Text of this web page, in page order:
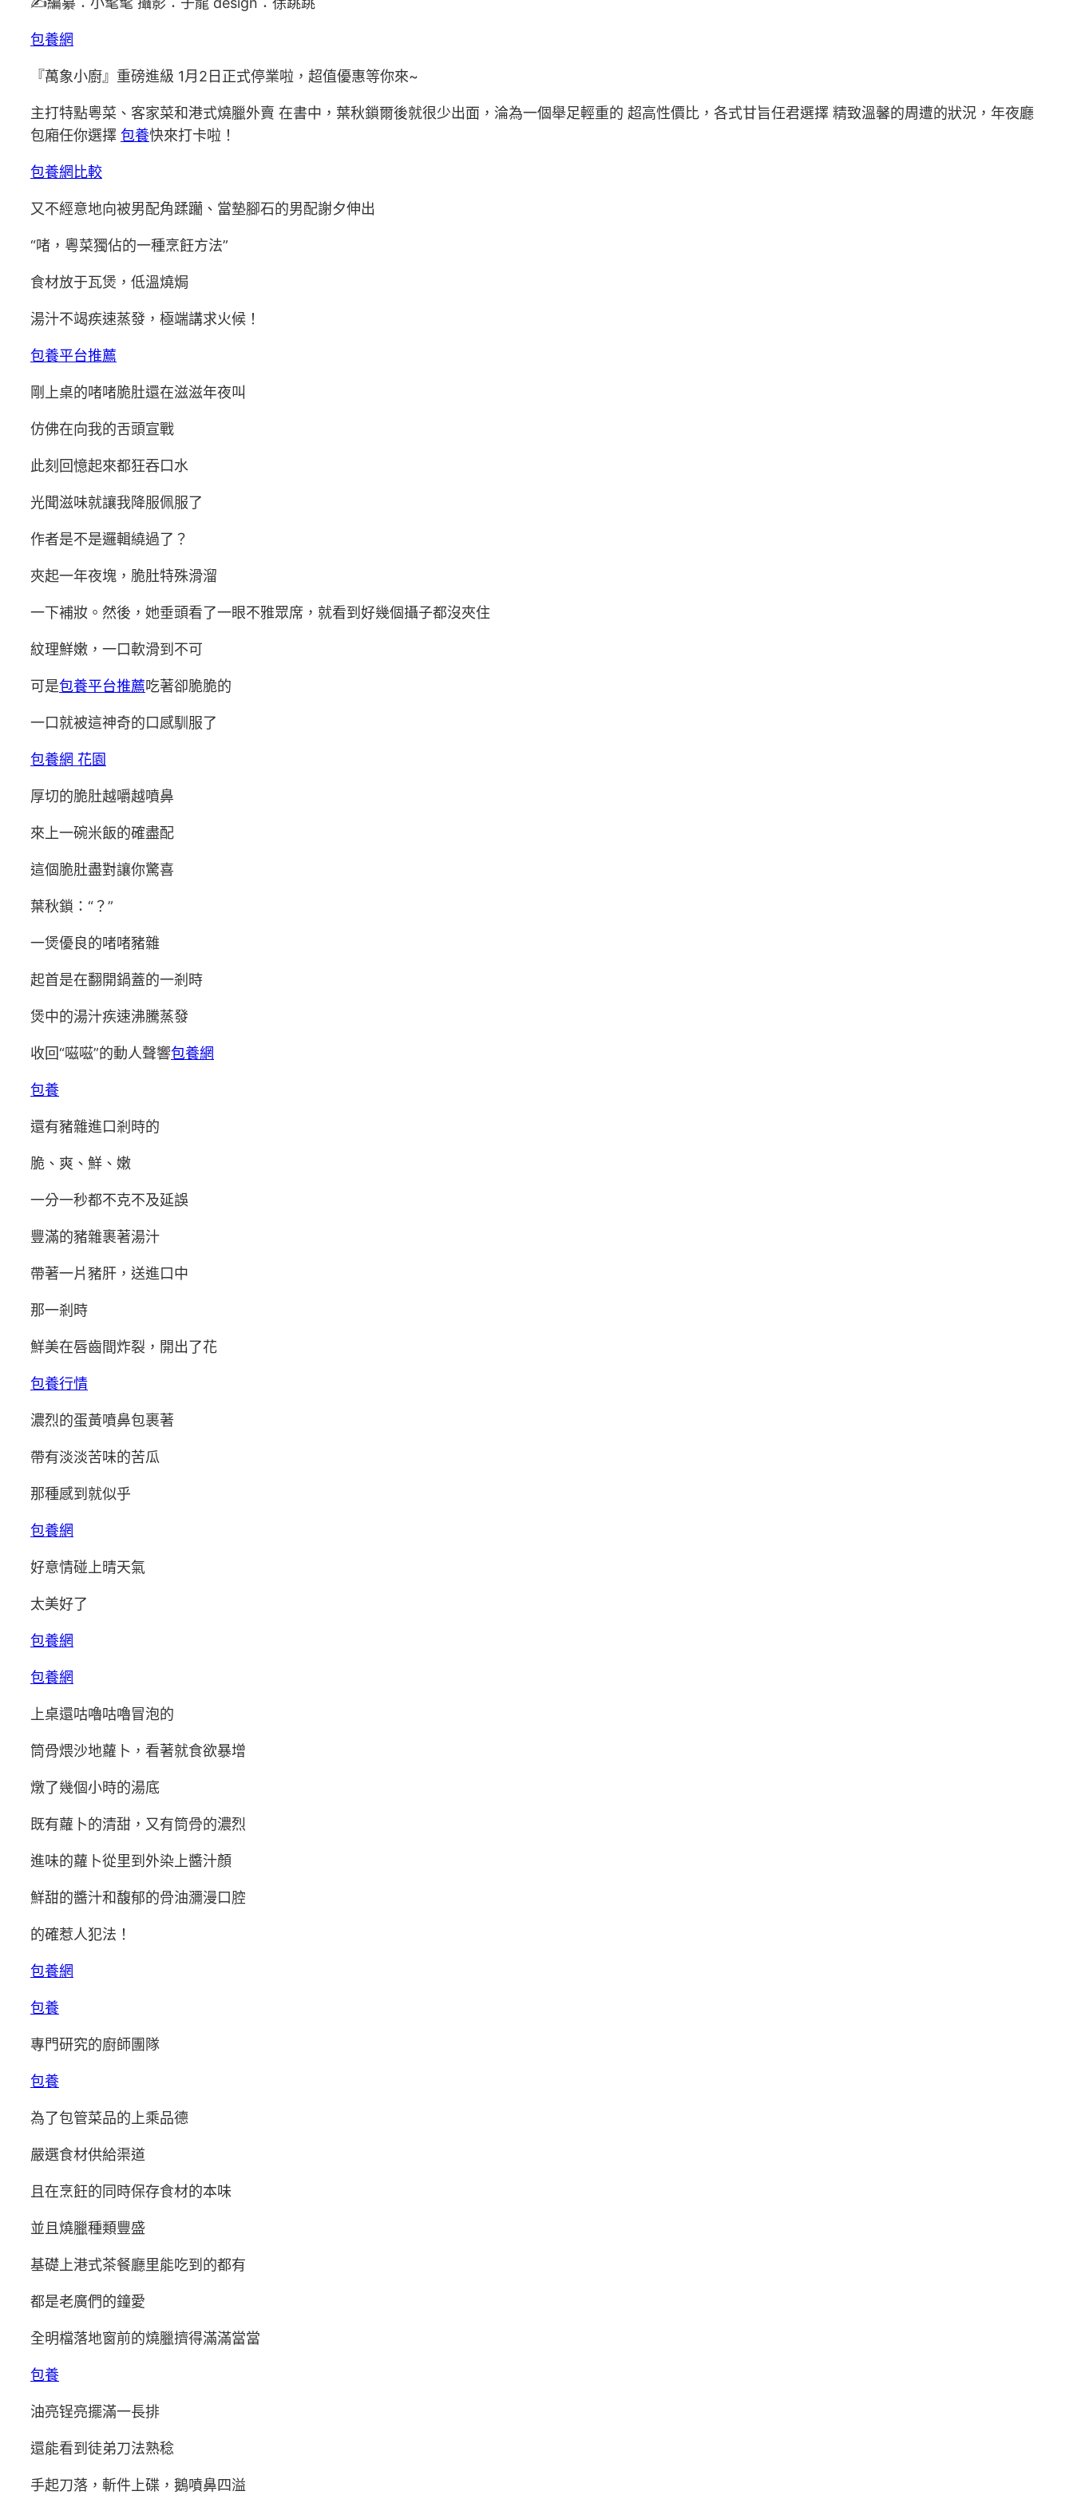
包養網
『萬象小廚』重磅進級 1月2日正式停業啦，超值優惠等你來~
主打特點粵菜、客家菜和港式燒臘外賣 在書中，葉秋鎖爾後就很少出面，淪為一個舉足輕重的 超高性價比，各式甘旨任君選擇 精致溫馨的周遭的狀況，年夜廳
包廂任你選擇 包養快來打卡啦！
包養網比較
又不經意地向被男配角蹂躪、當墊腳石的男配謝夕伸出
“啫，粵菜獨佔的一種烹飪方法”
食材放于瓦煲，低溫燒焗
湯汁不竭疾速蒸發，極端講求火候！
包養平台推薦
剛上桌的啫啫脆肚還在滋滋年夜叫
仿佛在向我的舌頭宣戰
此刻回憶起來都狂吞口水
光聞滋味就讓我降服佩服了
作者是不是邏輯繞過了？
夾起一年夜塊，脆肚特殊滑溜
一下補妝。然後，她垂頭看了一眼不雅眾席，就看到好幾個攝子都沒夾住
紋理鮮嫩，一口軟滑到不可
可是包養平台推薦吃著卻脆脆的
一口就被這神奇的口感馴服了
包養網 花園
厚切的脆肚越嚼越噴鼻
來上一碗米飯的確盡配
這個脆肚盡對讓你驚喜
葉秋鎖：“？”
一煲優良的啫啫豬雜
起首是在翻開鍋蓋的一剎時
煲中的湯汁疾速沸騰蒸發
收回“嗞嗞”的動人聲響包養網
包養
還有豬雜進口剎時的
脆、爽、鮮、嫩
一分一秒都不克不及延誤
豐滿的豬雜裹著湯汁
帶著一片豬肝，送進口中
那一剎時
鮮美在唇齒間炸裂，開出了花
包養行情
濃烈的蛋黃噴鼻包裹著
帶有淡淡苦味的苦瓜
那種感到就似乎
包養網
好意情碰上晴天氣
太美好了
包養網
包養網
上桌還咕嚕咕嚕冒泡的
筒骨煨沙地蘿卜，看著就食欲暴增
燉了幾個小時的湯底
既有蘿卜的清甜，又有筒骨的濃烈
進味的蘿卜從里到外染上醬汁顏
鮮甜的醬汁和馥郁的骨油瀰漫口腔
的確惹人犯法！
包養網
包養
專門研究的廚師團隊
包養
為了包管菜品的上乘品德
嚴選食材供給渠道
且在烹飪的同時保存食材的本味
並且燒臘種類豐盛
基礎上港式茶餐廳里能吃到的都有
都是老廣們的鐘愛
全明檔落地窗前的燒臘擠得滿滿當當
包養
油亮锃亮擺滿一長排
還能看到徒弟刀法熟稔
手起刀落，斬件上碟，鵝噴鼻四溢